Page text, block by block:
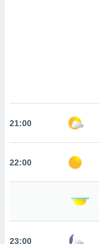
En
21:00
22:00
23:00